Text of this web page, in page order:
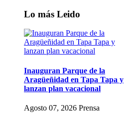
Lo más Leido
Inauguran Parque de la
Aragüeñidad en Tapa Tapa y
lanzan plan vacacional
Agosto 07, 2026 Prensa